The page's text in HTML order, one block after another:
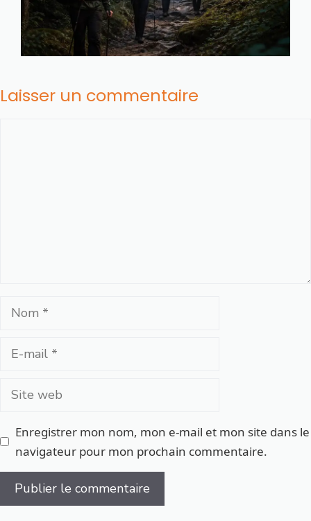
Laisser un commentaire
Nom
Site
Enregistrer mon nom, mon e-mail et mon site dans le
navigateur pour mon prochain commentaire.